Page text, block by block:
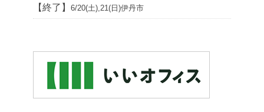
【終了】 6/20(土),21(日)伊丹市